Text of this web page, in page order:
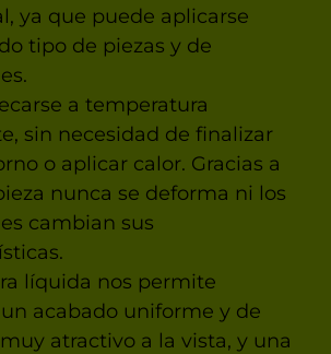
ya que puede aplicarse
tipo de piezas y de
a temperatura
sin necesidad de finalizar
o aplicar calor. Gracias a
nunca se deforma ni los
cambian sus
líquida nos permite
acabado uniforme y de
atractivo a la vista, y una